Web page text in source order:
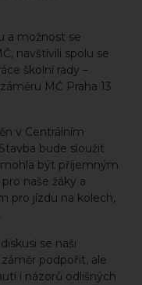
a možnost se
navštívili spolu se
školní rady –
MČ Praha 13
v Centrálním
bude sloužit
být příjemným
naše žáky a
pro jízdu na kolech,
se naši
podpořit, ale
i názorů odlišných